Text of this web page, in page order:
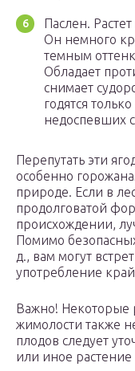
Паслен.
Он немного
темным
Обладает
снимает
годятся
недоспевших
Перепутать эти
особенно
природе. Если в
продолговатой
происхождении,
Помимо
д., вам могут
употребление
Важно! Некоторые
жимолости также
плодов следует
или иное растение